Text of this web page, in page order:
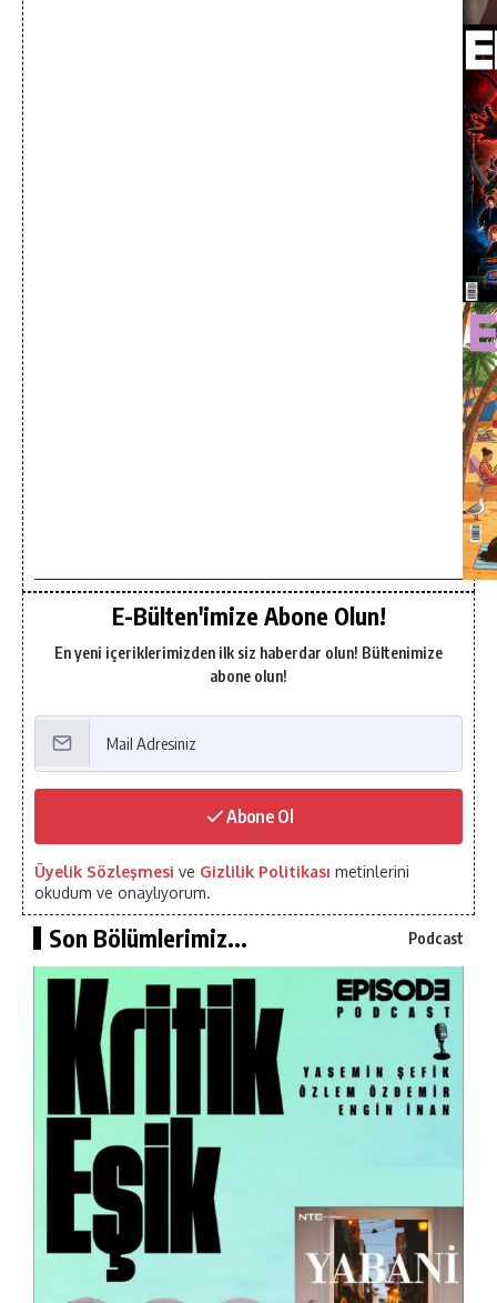
E-Bülten'imize Abone Olun!
En yeni içeriklerimizden ilk siz haberdar olun! Bültenimize
abone olun!
Abone Ol
Üyelik Sözleşmesi ve Gizlilik Politikası metinlerini
okudum ve onaylıyorum.
Son Bölümlerimiz... Podcast